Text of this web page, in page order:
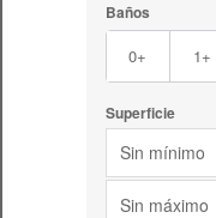
Baños
0+ 1+
Superficie
Sin mínimo
Sin máximo